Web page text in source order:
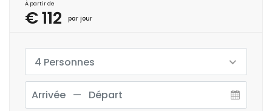
À partir de
€ 112 par jour
4 Personnes